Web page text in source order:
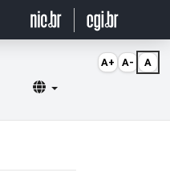
Selecionar idioma
A+ A- A